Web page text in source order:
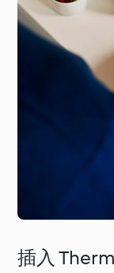
插入